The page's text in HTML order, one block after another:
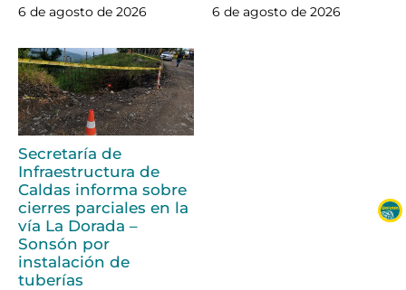
6 de agosto de 2026 6 de agosto de 2026
Secretaría de
Infraestructura de
Caldas informa sobre
cierres parciales en la
vía La Dorada –
Sonsón por
instalación de
tuberías